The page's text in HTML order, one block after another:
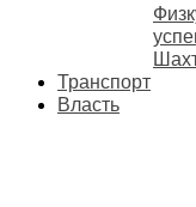
Транспорт
Власть